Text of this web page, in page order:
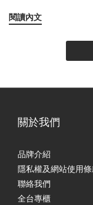
入一人一顆剛剛好，手
計，免帶線更方便；
覺、不卡卡。無論是
幫你先充」這件小事
薦給：手機＋手錶都
透明款）沒有大張旗
的手機殼。你們有默
自然的日常放閃方式
契象徵。 一黑一白、
賣。 👉 前往商品頁
越是不被察覺的存在
力，轉化為每一款實用
源，一次蒐集你的應
只是韓援啦啦隊女神
印上手機殼，而是融
製化 等細節，打造出
載著獨特的應援記憶
受到偶像的陪伴與守
閱讀內文
關於我們
品牌介紹
隱私權及網站使用
聯絡我們
全台專櫃